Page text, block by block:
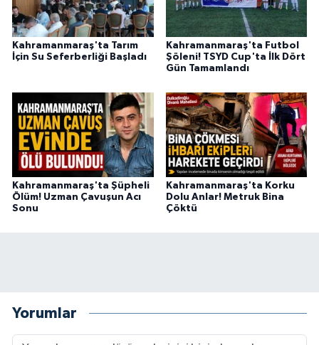
Kahramanmaraş'ta Tarım
İçin Su Seferberliği Başladı
Kahramanmaraş'ta Futbol
Şöleni! TSYD Cup'ta İlk Dört
Gün Tamamlandı
Kahramanmaraş'ta Şüpheli
Ölüm! Uzman Çavuşun Acı
Sonu
Kahramanmaraş'ta Korku
Dolu Anlar! Metruk Bina
Çöktü
Yorumlar